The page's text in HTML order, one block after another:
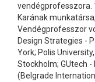
vendégprofesszora.
Karának
Vendégprofesszor
Design Strategies -
York; Polis
Stockholm; GUtech -
(Belgrade